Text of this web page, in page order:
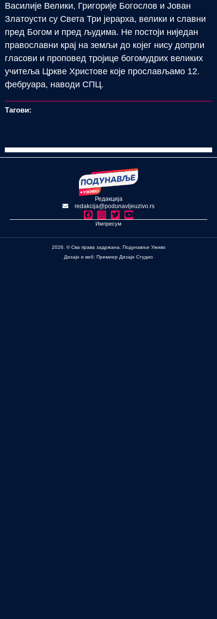
Василије Велики, Григорије Богослов и Јован
Златоусти су Света Три јерарха, велики и славни
пред Богом и пред људима. Не постоји ниједан
православни крај на земљи до којег нису допрли
гласови и проповед тројице богомудрих великих
учитеља Цркве Христове које прослављамо 12.
фебруара, наводи СПЦ.
Тагови:
Редакција
redakcija@podunavljeuzivo.rs
Импресум
2026. © Сва права задржана. Подунавље Уживо
Дизајн и веб: Премиер Дизајн Студио